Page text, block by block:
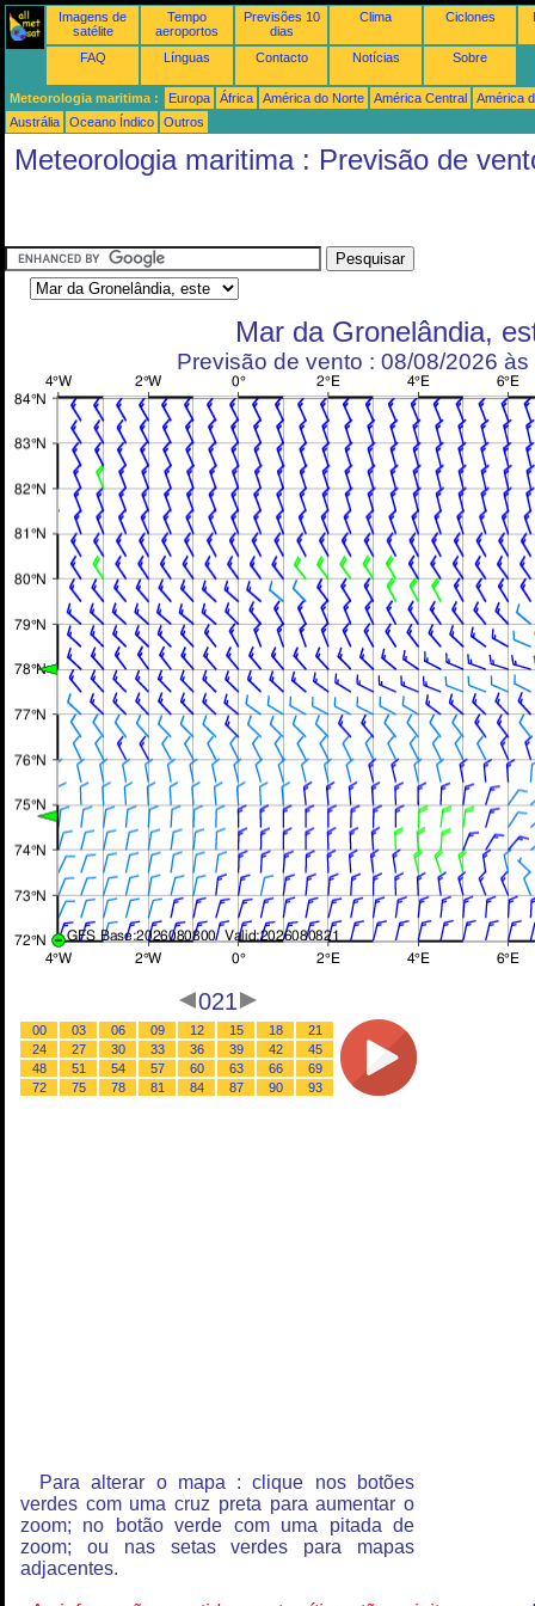
Imagens de
satélite
Tempo
aeroportos
Previsões 10
dias
Clima Ciclones
FAQ Línguas Contacto Notícias Sobre
Meteorologia maritima : Europa África América do Norte América Central
América
Austrália
Oceano Índico Outros
Meteorologia maritima : Previsão de
Mar da Gronelândia,
Previsão de vento : 08/08/2026 às
021
00 03 06 09 12 15 18
21
24
27 30 33 36 39 42
45
48
51 54 57 60 63 66
69
72
75 78 81 84 87 90 93
Para alterar o mapa : clique nos botões
verdes com uma cruz preta para aumentar o
zoom; no botão verde com uma pitada de
zoom; ou nas setas verdes para mapas
adjacentes.